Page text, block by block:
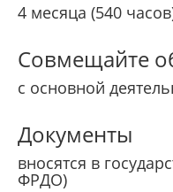
4 месяца (540
Совмещайте
с основной
Документы
вносятся в
ФРДО)